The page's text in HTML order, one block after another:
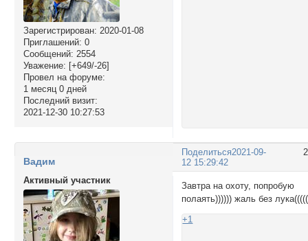
Зарегистрирован: 2020-01-08
Приглашений: 0
Сообщений: 2554
Уважение: [+649/-26]
Провел на форуме:
1 месяц 0 дней
Последний визит:
2021-12-30 10:27:53
Поделиться2021-09-
12 15:29:42
Вадим
Активный участник
Завтра на охоту, попробую
полаять)))))) жаль без лука(((((
+1